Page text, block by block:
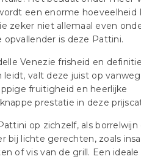
een enorme hoeveelheid
zeker niet allemaal even
opvallender is deze Pattini.
Venezie frisheid en
valt deze juist op
fruitigheid en heerlijke
prestatie in deze
op zichzelf, als borrelwijn
bij lichte gerechten, zoals
of vis van de grill. Een